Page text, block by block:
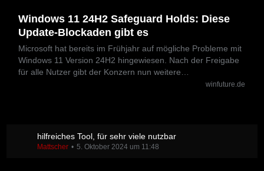
Windows 11 24H2 Safeguard Holds: Diese
Update-Blockaden gibt es
Microsoft hat bereits im Frühjahr auf mögliche Probleme mit
Windows 11 Version 24H2 hingewiesen. Nach der Freigabe
für alle Nutzer gibt der Konzern nun weitere…
winfuture.de
hilfreiches Tool, für sehr viele nutzbar
Mattscher 5. Oktober 2024 um 11:48